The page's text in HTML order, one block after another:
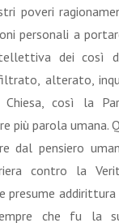
poveri
personali a
dei così
alterato,
così la
più parola umana.
dal pensiero
contro la
presume
che fu la